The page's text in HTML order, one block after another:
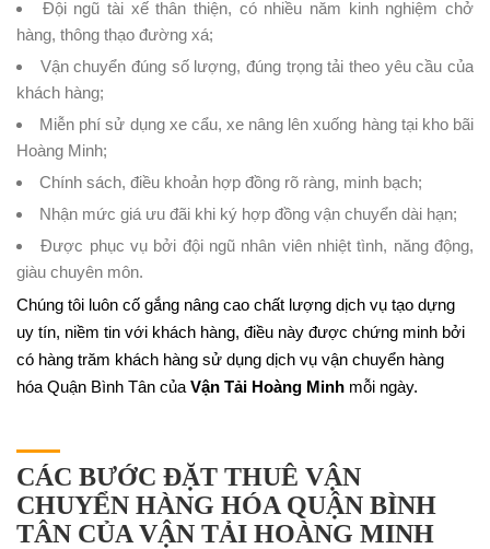
Đội ngũ tài xế thân thiện, có nhiều năm kinh nghiệm chở
hàng, thông thạo đường xá;
Vận chuyển đúng số lượng, đúng trọng tải theo yêu cầu của
khách hàng;
Miễn phí sử dụng xe cẩu, xe nâng lên xuống hàng tại kho bãi
Hoàng Minh;
Chính sách, điều khoản hợp đồng rõ ràng, minh bạch;
Nhận mức giá ưu đãi khi ký hợp đồng vận chuyển dài hạn;
Được phục vụ bởi đội ngũ nhân viên nhiệt tình, năng động,
giàu chuyên môn.
Chúng tôi luôn cố gắng nâng cao chất lượng dịch vụ tạo dựng
uy tín, niềm tin với khách hàng, điều này được chứng minh bởi
có hàng trăm khách hàng sử dụng dịch vụ vận chuyển hàng
hóa Quận Bình Tân của Vận Tải Hoàng Minh mỗi ngày.
CÁC BƯỚC ĐẶT THUÊ VẬN
CHUYỂN HÀNG HÓA QUẬN BÌNH
TÂN CỦA VẬN TẢI HOÀNG MINH